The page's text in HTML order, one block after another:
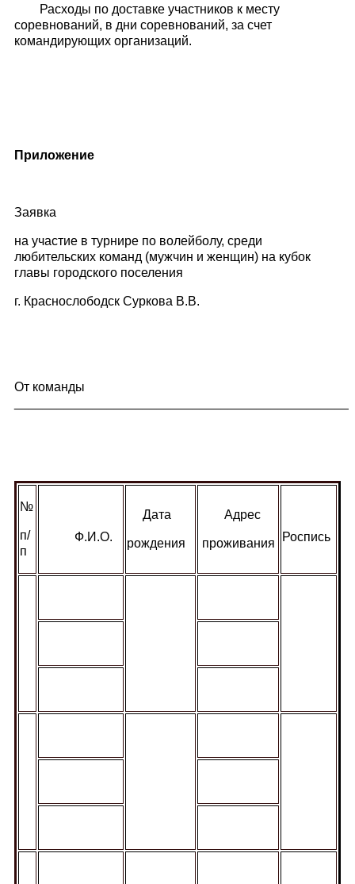
Расходы по доставке участников к месту
соревнований, в дни соревнований, за счет
командирующих организаций.
Приложение
Заявка
на участие в турнире по волейболу, среди
любительских команд (мужчин и женщин) на кубок
главы городского поселения
г. Краснослободск Суркова В.В.
От команды
№
п/
п
Ф.И.О.
Дата
рождения
Адрес
проживания Роспись